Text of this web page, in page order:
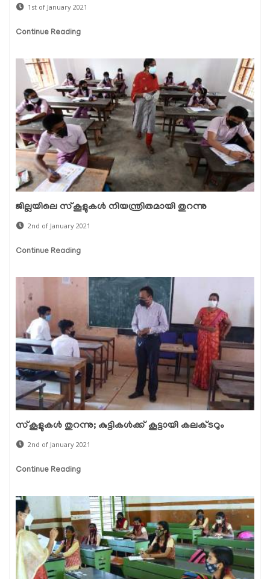
1st of January 2021
Continue Reading
ജില്ലയിലെ സ്‌കൂളുകള്‍ നിയന്ത്രിതമായി തുറന്നു
2nd of January 2021
Continue Reading
സ്‌കൂളുകള്‍ തുറന്നു; കുട്ടികള്‍ക്ക് കൂട്ടായി കലക്ടറും
2nd of January 2021
Continue Reading